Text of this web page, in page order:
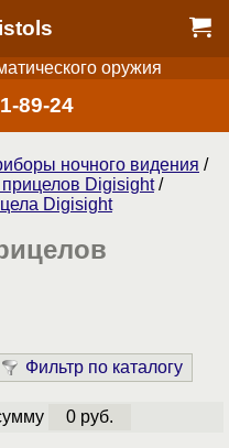
оружия
89-24
ночного видения /
Digisight/
Digisight
Фильтр по каталогу
0 руб.